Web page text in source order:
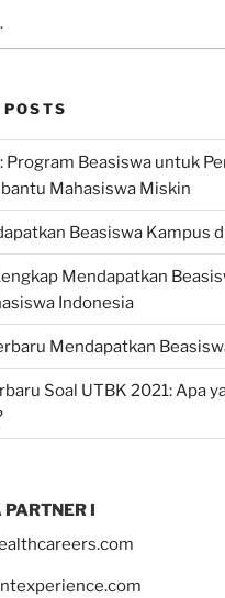
Program Beasiswa untuk
Mahasiswa Miskin
Beasiswa Kampus
Mendapatkan
Indonesia
Mendapatkan
Soal UTBK 2021: Apa
PARTNER I